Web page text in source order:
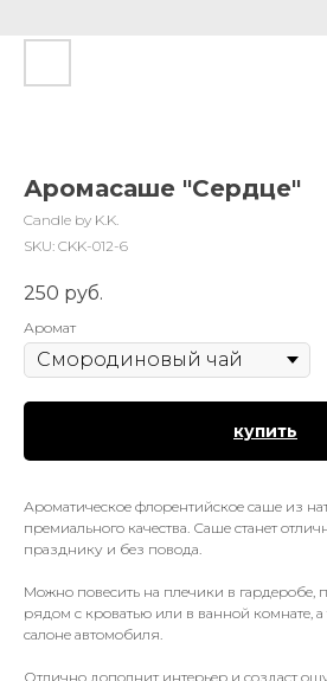
Аромасаше "Сердце"
Candle by K.K.
SKU: CKK-012-6
250 руб.
Аромат
купить
Ароматическое флорентийское саше из
премиального качества. Саше станет
празднику и без повода.
Можно повесить на плечики в гардеробе,
рядом с кроватью или в ванной комнате,
салоне автомобиля.
Отлично дополнит интерьер и создаст